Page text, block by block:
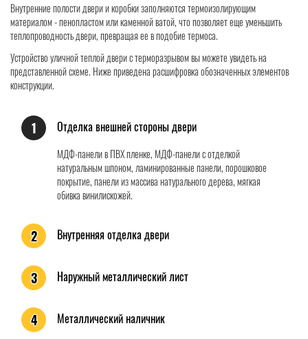
Внутренние полости двери и коробки заполняются термоизолирующим
материалом - пенопластом или каменной ватой, что позволяет еще уменьшить
теплопроводность двери, превращая ее в подобие термоса.
Устройство уличной теплой двери с терморазрывом вы можете увидеть на
представленной схеме. Ниже приведена расшифровка обозначенных элементов
конструкции.
1 Отделка внешней стороны двери
МДФ-панели в ПВХ пленке, МДФ-панели с отделкой
натуральным шпоном, ламинированные панели, порошковое
покрытие, панели из массива натурального дерева, мягкая
обивка винилискожей.
2 Внутренняя отделка двери
3 Наружный металлический лист
4 Металлический наличник